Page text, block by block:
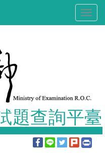
題查詢平臺